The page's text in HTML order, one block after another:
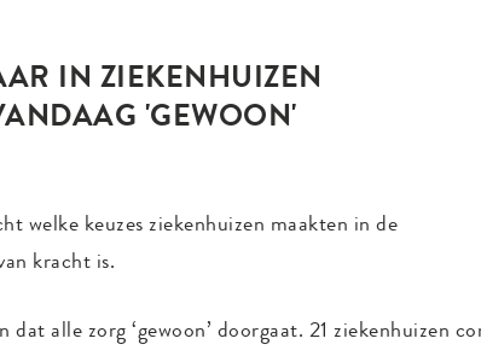
IN ZIEKENHUIZEN
'GEWOON'
welke keuzes ziekenhuizen maakten in de
kracht is.
dat alle zorg ‘gewoon’ doorgaat. 21 ziekenhuizen